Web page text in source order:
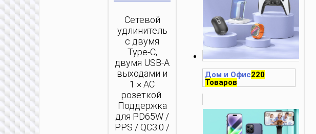
Сетевой
удлинитель
с двумя
Type-C,
двумя USB-A
выходами и
1 × AC
розеткой.
Поддержка
для PD65W /
PPS / QC3.0 /
Дом и Офис220
Товаров